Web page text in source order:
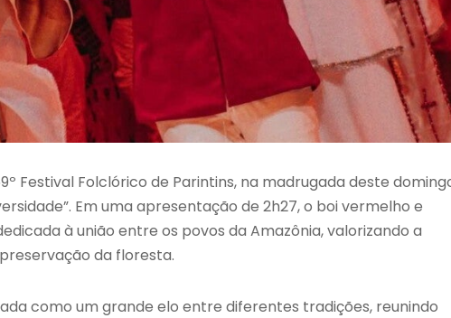
Festival Folclórico de Parintins, na madrugada deste
Em uma apresentação de 2h27, o boi vermelho e
à união entre os povos da Amazônia, valorizando a
da floresta.
como um grande elo entre diferentes tradições, reunindo